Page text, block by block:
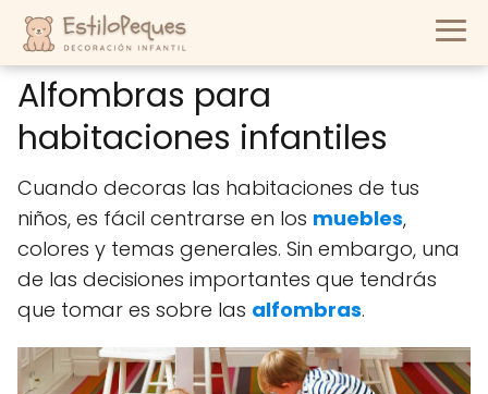
Alfombras para
habitaciones infantiles
Cuando decoras las habitaciones de tus
niños, es fácil centrarse en los muebles,
colores y temas generales. Sin embargo, una
de las decisiones importantes que tendrás
que tomar es sobre las alfombras.